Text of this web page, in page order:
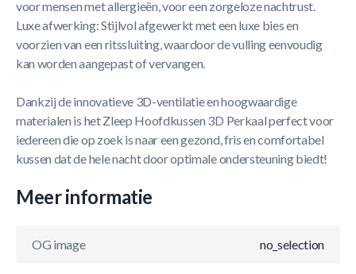
voor mensen met allergieën, voor een zorgeloze nachtrust.
Luxe afwerking: Stijlvol afgewerkt met een luxe bies en
voorzien van een ritssluiting, waardoor de vulling eenvoudig
kan worden aangepast of vervangen.
Dankzij de innovatieve 3D-ventilatie en hoogwaardige
materialen is het Zleep Hoofdkussen 3D Perkaal perfect voor
iedereen die op zoek is naar een gezond, fris en comfortabel
kussen dat de hele nacht door optimale ondersteuning biedt!
Meer informatie
OG image no_selection